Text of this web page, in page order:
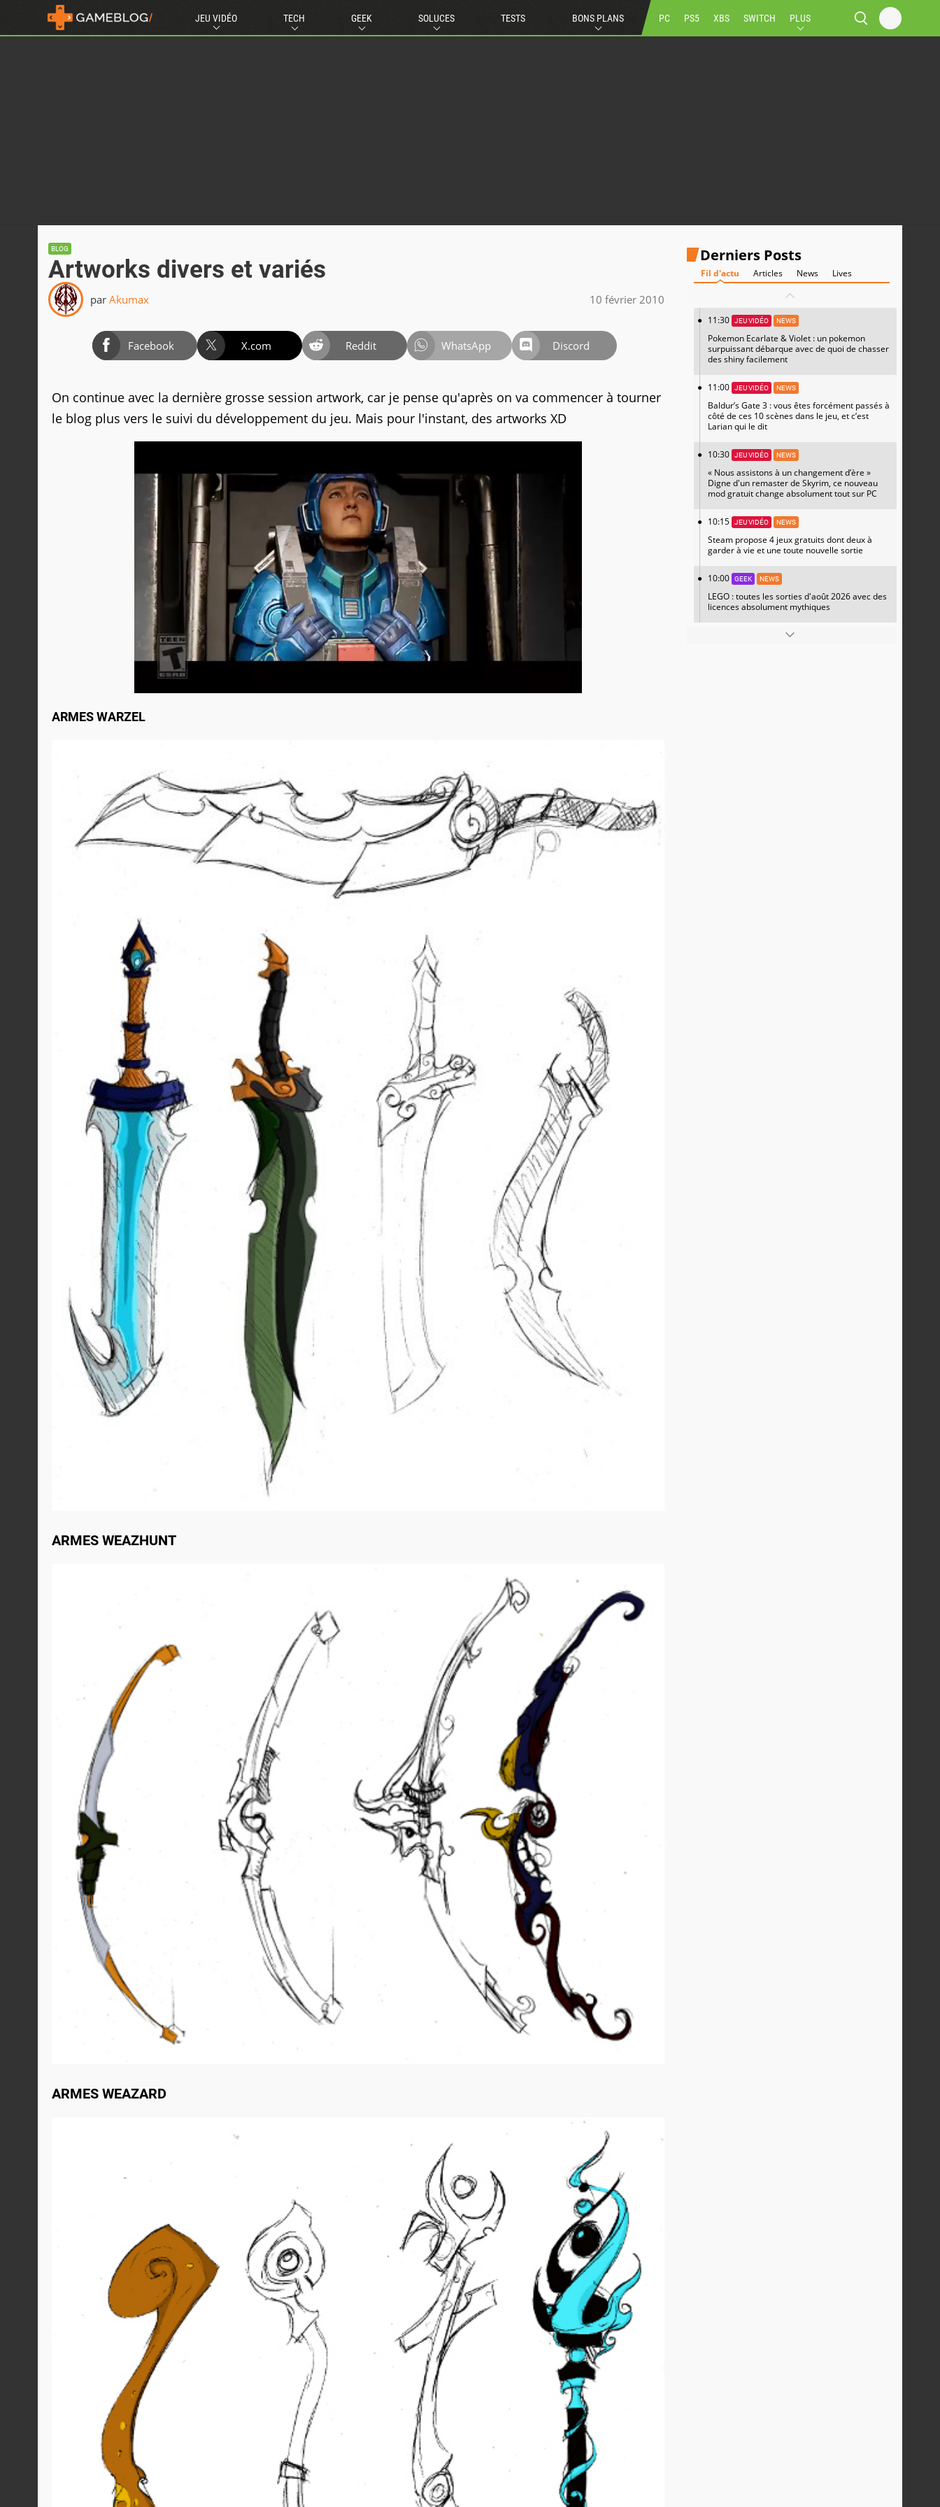
JEU VIDÉO TECH GEEK SOLUCES TESTS BONS PLANS PC PS5 XBS SWITCH PLUS
BLOG
Artworks divers et variés
par Akumax 10 février 2010
Facebook X.com Reddit WhatsApp Discord
On continue avec la dernière grosse session artwork, car je pense qu'après on va commencer à tourner
le blog plus vers le suivi du développement du jeu. Mais pour l'instant, des artworks XD
ARMES WARZEL
ARMES WEAZHUNT
ARMES WEAZARD
Derniers Posts
Fil d'actu Articles News Lives
11:30 JEU VIDÉO NEWS
Pokemon Ecarlate & Violet : un pokemon
surpuissant débarque avec de quoi de chasser
des shiny facilement
11:00 JEU VIDÉO NEWS
Baldur’s Gate 3 : vous êtes forcément passés à
côté de ces 10 scènes dans le jeu, et c’est
Larian qui le dit
10:30 JEU VIDÉO NEWS
« Nous assistons à un changement d’ère »
Digne d'un remaster de Skyrim, ce nouveau
mod gratuit change absolument tout sur PC
10:15 JEU VIDÉO NEWS
Steam propose 4 jeux gratuits dont deux à
garder à vie et une toute nouvelle sortie
10:00 GEEK NEWS
LEGO : toutes les sorties d'août 2026 avec des
licences absolument mythiques